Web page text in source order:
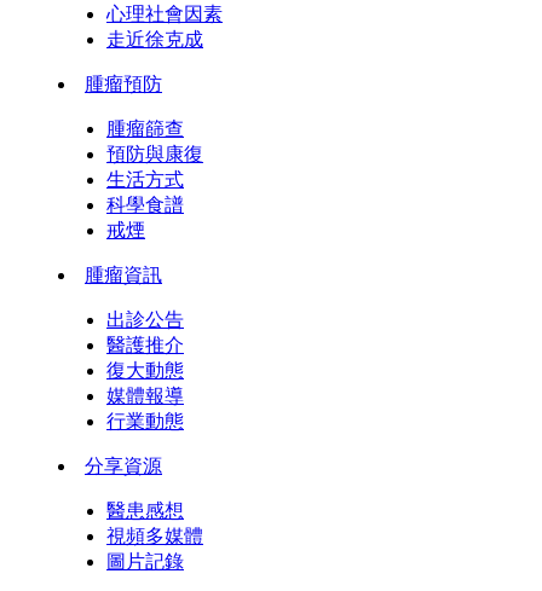
心理社會因素
走近徐克成
腫瘤預防
腫瘤篩查
預防與康復
生活方式
科學食譜
戒煙
腫瘤資訊
出診公告
醫護推介
復大動態
媒體報導
行業動態
分享資源
醫患感想
視頻多媒體
圖片記錄